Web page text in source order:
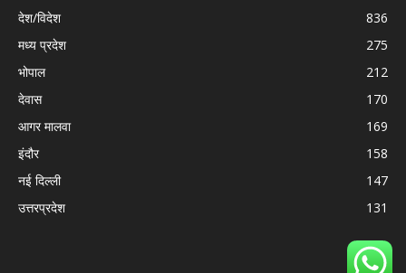
देश/विदेश
836
मध्य प्रदेश
275
भोपाल
212
देवास
170
आगर मालवा
169
इंदौर
158
नई दिल्ली
147
उत्तरप्रदेश
131